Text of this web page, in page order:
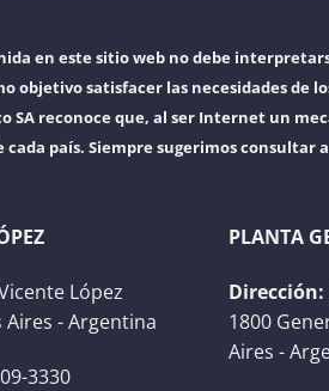
en este sitio web no debe
objetivo satisfacer las necesidades de
SA reconoce que, al ser Internet un
país. Siempre sugerimos
López
Aires - Argentina
3330
PLANTA
Dirección:
1800
Aires -